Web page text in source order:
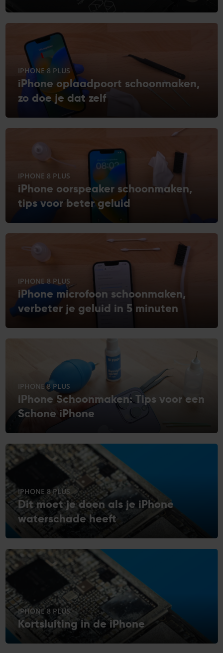
IPHONE 8 PLUS
iPhone oplaadpoort schoonmaken,
zo doe je dat zelf
IPHONE 8 PLUS
iPhone oorspeaker schoonmaken,
tips voor beter geluid
IPHONE 8 PLUS
iPhone microfoon schoonmaken,
verbeter je geluid in 5 minuten
IPHONE 8 PLUS
iPhone Schoonmaken: Tips voor een
Schone iPhone
IPHONE 8 PLUS
Dit moet je doen als je iPhone
waterschade heeft
IPHONE 8 PLUS
Kortsluiting in de iPhone